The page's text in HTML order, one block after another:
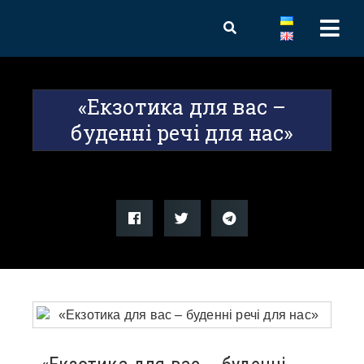
«Екзотика для вас –
буденні речі для нас»